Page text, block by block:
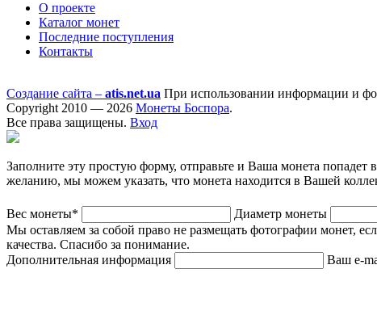
О проекте
Каталог монет
Последние поступления
Контакты
Создание сайта – atis.net.ua При использовании информации и
Copyright 2010 — 2026 Монеты Боспора.
Все права защищены. Вход
Заполните эту простую форму, отправьте и Ваша монета
желанию, мы можем указать, что монета находится в Вашей
Вес монеты* Диаметр монеты
Мы оставляем за собой право не размещать фотографии монет,
качества. Спасибо за понимание.
Дополнительная информация
Ваш e-